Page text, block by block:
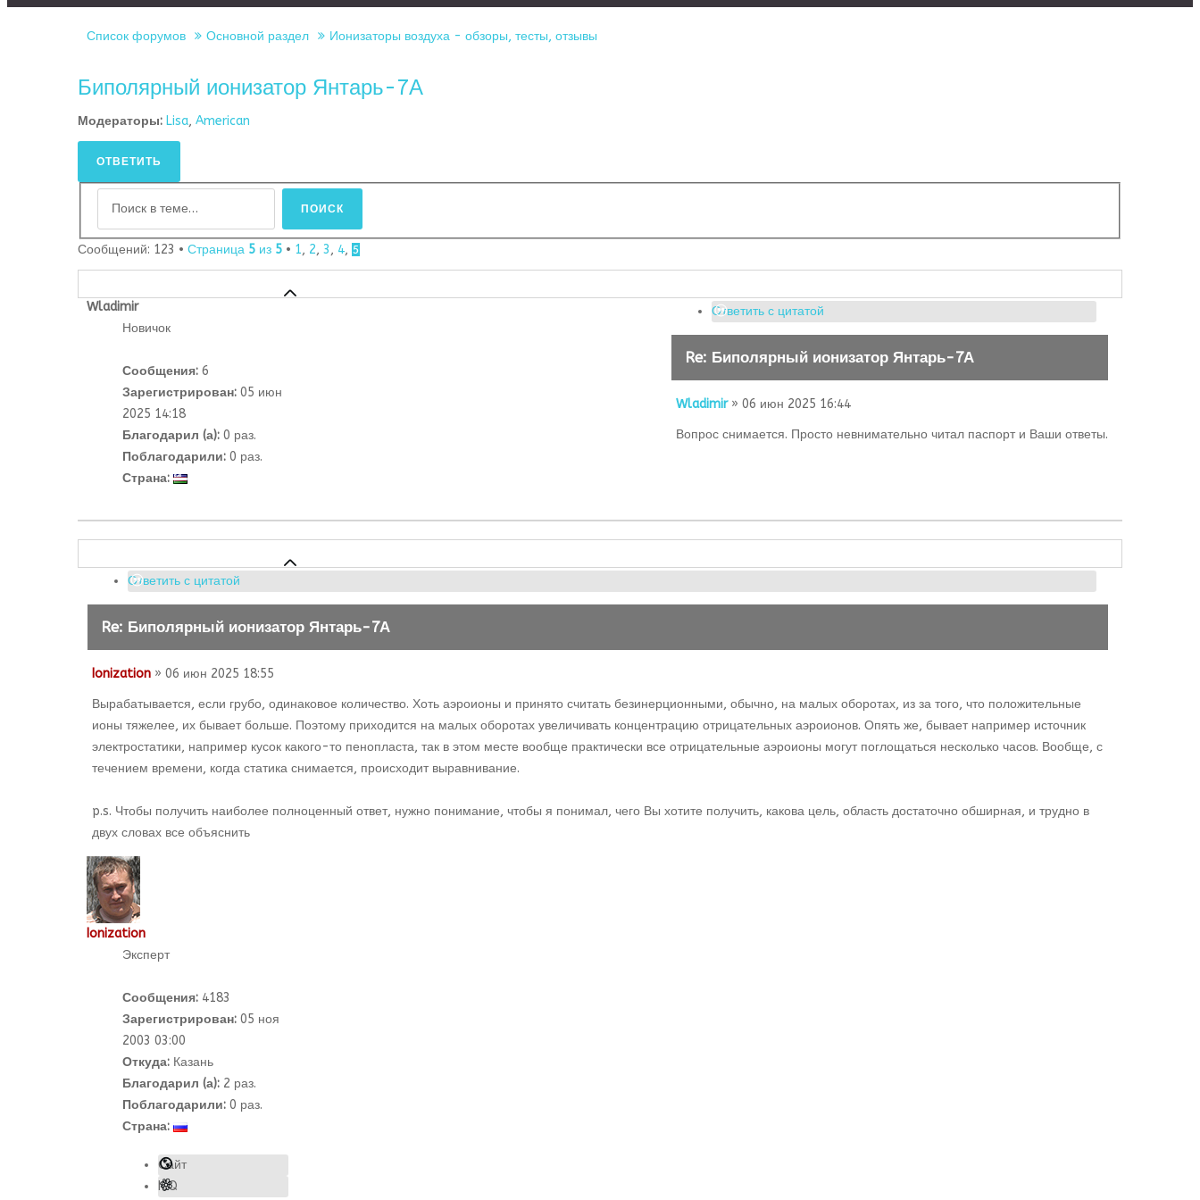
Список форумов Основной раздел Ионизаторы воздуха - обзоры, тесты, отзывы
Биполярный ионизатор Янтарь-7А
Модераторы: Lisa, American
ОТВЕТИТЬ
Сообщений: 123 • Страница 5 из 5 • 1, 2, 3, 4, 5
Ответить с цитатой
Re: Биполярный ионизатор Янтарь-7А
Wladimir» 06 июн 2025 16:44
Вопрос снимается. Просто невнимательно читал паспорт и Ваши ответы.
Wladimir
Новичок
Сообщения: 6
Зарегистрирован: 05 июн
2025 14:18
Благодарил (а): 0 раз.
Поблагодарили: 0 раз.
Страна:
Ответить с цитатой
Re: Биполярный ионизатор Янтарь-7А
Ionization » 06 июн 2025 18:55
Вырабатывается, если грубо, одинаковое количество. Хоть аэроионы и принято считать безинерционными, обычно, на малых оборотах, из за того, что положительные
ионы тяжелее, их бывает больше. Поэтому приходится на малых оборотах увеличивать концентрацию отрицательных аэроионов. Опять же, бывает например источник
электростатики, например кусок какого-то пенопласта, так в этом месте вообще практически все отрицательные аэроионы могут поглощаться несколько часов. Вообще, с
течением времени, когда статика снимается, происходит выравнивание.
p.s. Чтобы получить наиболее полноценный ответ, нужно понимание, чтобы я понимал, чего Вы хотите получить, какова цель, область достаточно обширная, и трудно в
двух словах все объяснить
Ionization
Эксперт
Сообщения: 4183
Зарегистрирован: 05 ноя
2003 03:00
Откуда: Казань
Благодарил (а): 2 раз.
Поблагодарили: 0 раз.
Страна:
Сайт
ICQ